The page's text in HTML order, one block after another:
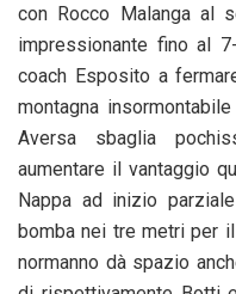
con Rocco Malanga al
impressionante fino al
coach Esposito a
montagna
Aversa sbaglia
aumentare il vantaggio
Nappa ad inizio
bomba nei tre metri per
normanno dà spazio